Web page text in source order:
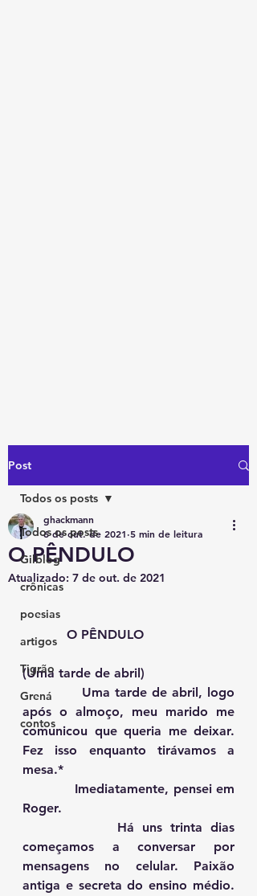
Post
Todos os posts
Gilblog
crônicas
poesias
artigos
Tigrão
Grená
contos
Todos os posts
O PÊNDULO
ghackmann
6 de out. de 2021 5 min de leitura
Atualizado: 7 de out. de 2021
O PÊNDULO
(Uma tarde de abril)
            Uma tarde de abril, logo
após o almoço, meu marido me
comunicou que queria me deixar.
Fez isso enquanto tirávamos a
mesa.*
Roger.
começamos a conversar por
mensagens no celular. Paixão
antiga e secreta do ensino médio.